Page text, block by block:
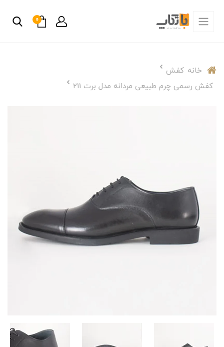
0
خانه کفش
کفش رسمی چرم طبیعی مردانه مدل برت 211